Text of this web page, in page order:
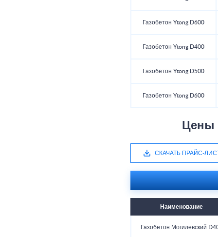
Газобетон Ytong D600
Газобетон Ytong D400
Газобетон Ytong D500
Газобетон Ytong D600
Цены
СКАЧАТЬ ПРАЙС-
Наименование
Газобетон Могилевский